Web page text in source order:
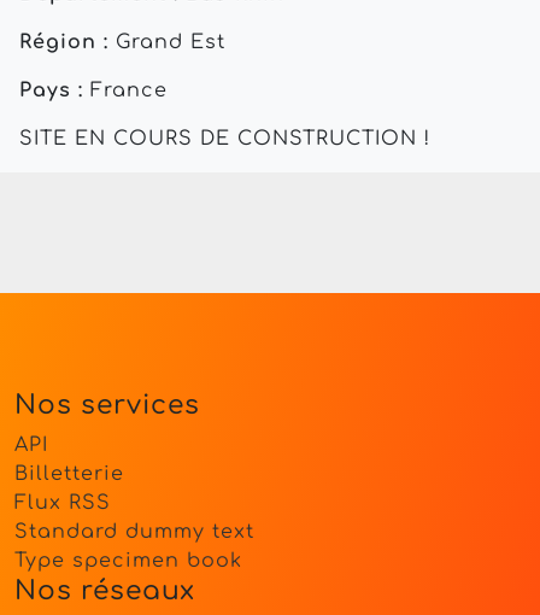
Région : Grand Est
Pays : France
SITE EN COURS DE CONSTRUCTION !
Nos services
API
Billetterie
Flux RSS
Standard dummy text
Type specimen book
Nos réseaux